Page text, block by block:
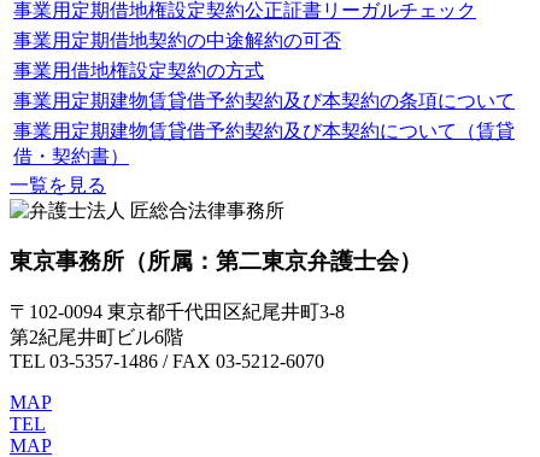
事業用定期借地権設定契約公正証書リーガルチェック
事業用定期借地契約の中途解約の可否
事業用借地権設定契約の方式
事業用定期建物賃貸借予約契約及び本契約の条項について
事業用定期建物賃貸借予約契約及び本契約について（賃貸
借・契約書）
一覧を見る
東京事務所 （所属：第二東京弁護士会）
〒102-0094 東京都千代田区紀尾井町3-8
第2紀尾井町ビル6階
TEL 03-5357-1486 / FAX 03-5212-6070
MAP
TEL
MAP